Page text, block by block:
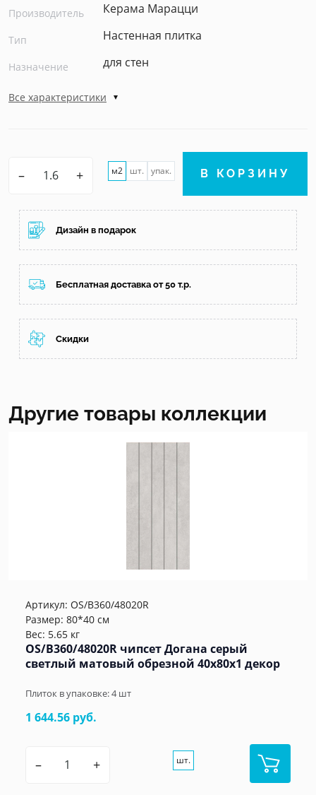
Производитель Керама Марацци
Тип Настенная плитка
Назначение для стен
Все характеристики
– + м2 шт. упак. В КОРЗИНУ
Дизайн в подарок
Бесплатная доставка от 50 т.р.
Скидки
Другие товары коллекции
Артикул: OS/B360/48020R
Размер: 80*40 см
Вес: 5.65 кг
OS/B360/48020R чипсет Догана серый
светлый матовый обрезной 40x80x1 декор
Плиток в упаковке:4шт
1 644.56 руб.
– + шт.